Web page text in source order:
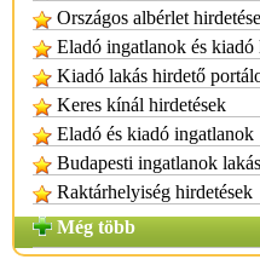
Országos albérlet
Eladó ingatlanok és kiadó
Kiadó lakás hirdető
Keres kínál hirdetések
Eladó és kiadó ingatlanok
Budapesti ingatlanok lakás
Raktárhelyiség hirdetések
Még több